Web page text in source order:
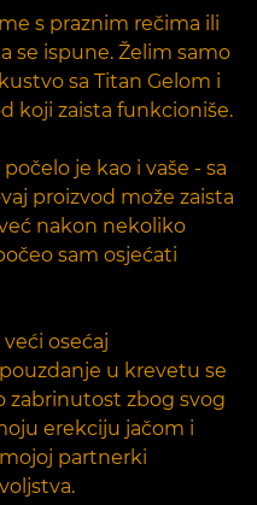
s praznim rečima ili
se ispune. Želim samo
sa Titan Gelom i
koji zaista funkcioniše.
je kao i vaše - sa
proizvod može zaista
nakon nekoliko
sam osjećati
osećaj
u krevetu se
zabrinutost zbog svog
erekciju jačom i
partnerki